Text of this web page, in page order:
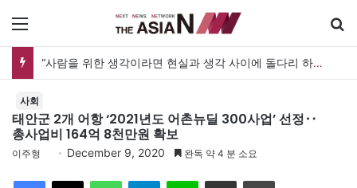
“사람을 위한 생각이라면 현실과 생각 사이에 돌다리 하나는 놓아야 하지 않을까”
사회
태안군 2개 어항 ‘2021년도 어촌뉴딜 300사업’ 선정‥
총사업비 164억 8천만원 확보
이주형 December 9, 2020 완독 약 4 분 소요
Telegram 이메일